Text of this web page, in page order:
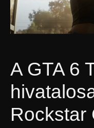
A GTA 6
Rockstar